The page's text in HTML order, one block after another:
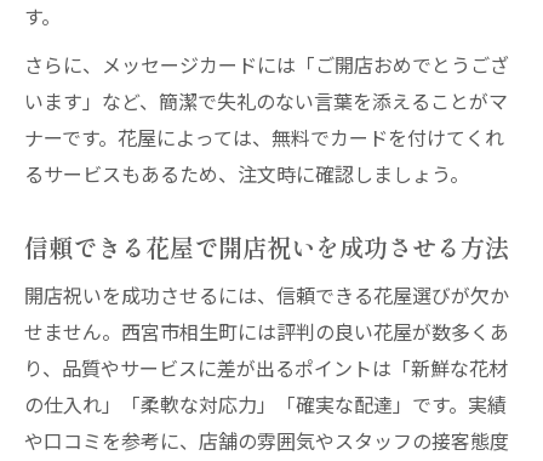
す。
さらに、メッセージカードには「ご開店おめでとうござ
います」など、簡潔で失礼のない言葉を添えることがマ
ナーです。花屋によっては、無料でカードを付けてくれ
るサービスもあるため、注文時に確認しましょう。
信頼できる花屋で開店祝いを成功させる方法
開店祝いを成功させるには、信頼できる花屋選びが欠か
せません。西宮市相生町には評判の良い花屋が数多くあ
り、品質やサービスに差が出るポイントは「新鮮な花材
の仕入れ」「柔軟な対応力」「確実な配達」です。実績
や口コミを参考に、店舗の雰囲気やスタッフの接客態度